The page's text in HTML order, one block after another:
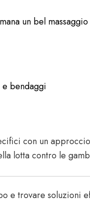
un bel
e bendaggi
con un
lotta contro le
e trovare soluzioni